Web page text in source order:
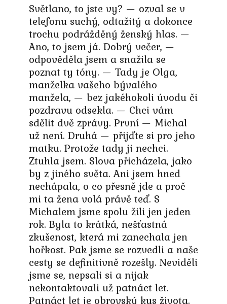
Světlano, to jste vy? — ozval se v
telefonu suchý, odtažitý a dokonce
trochu podrážděný ženský hlas. —
Ano, to jsem já. Dobrý večer, —
odpověděla jsem a snažila se
poznat ty tóny. — Tady je Olga,
manželka vašeho bývalého
manžela, — bez jakéhokoli úvodu či
pozdravu odsekla. — Chci vám
sdělit dvě zprávy. První — Michal
už není. Druhá — přijďte si pro jeho
matku. Protože tady ji nechci.
Ztuhla jsem. Slova přicházela, jako
by z jiného světa. Ani jsem hned
nechápala, o co přesně jde a proč
mi ta žena volá právě teď. S
Michalem jsme spolu žili jen jeden
rok. Byla to krátká, nešťastná
zkušenost, která mi zanechala jen
hořkost. Pak jsme se rozvedli a naše
cesty se definitivně rozešly. Neviděli
jsme se, nepsali si a nijak
nekontaktovali už patnáct let.
Patnáct let je obrovský kus života.